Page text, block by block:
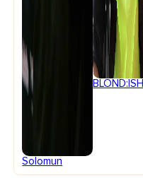
Solomun
BLOND:ISH